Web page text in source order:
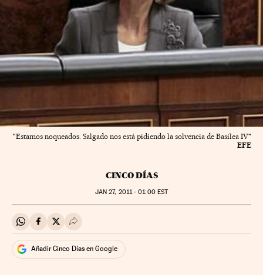
"Estamos noqueados. Salgado nos está pidiendo la solvencia de Basilea IV"
EFE
CINCO DÍAS
JAN 27, 2011 - 01:00EST
Compartir en Whatsapp
Compartir en Facebook
Compartir en Twitter
Desplegar Redes Sociales
Añadir Cinco Días en Google